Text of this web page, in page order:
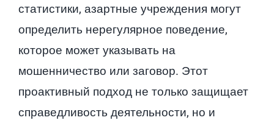
статистики, азартные учреждения могут
определить нерегулярное поведение,
которое может указывать на
мошенничество или заговор. Этот
проактивный подход не только защищает
справедливость деятельности, но и